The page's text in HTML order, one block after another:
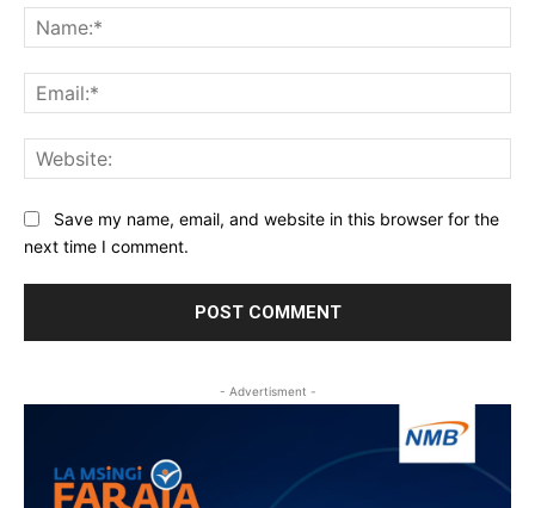
Save my name, email, and website in this browser for the
next time I comment.
- Advertisment -